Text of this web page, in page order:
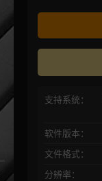
支持系统：
软件版本：
文件格式：
分辨率：